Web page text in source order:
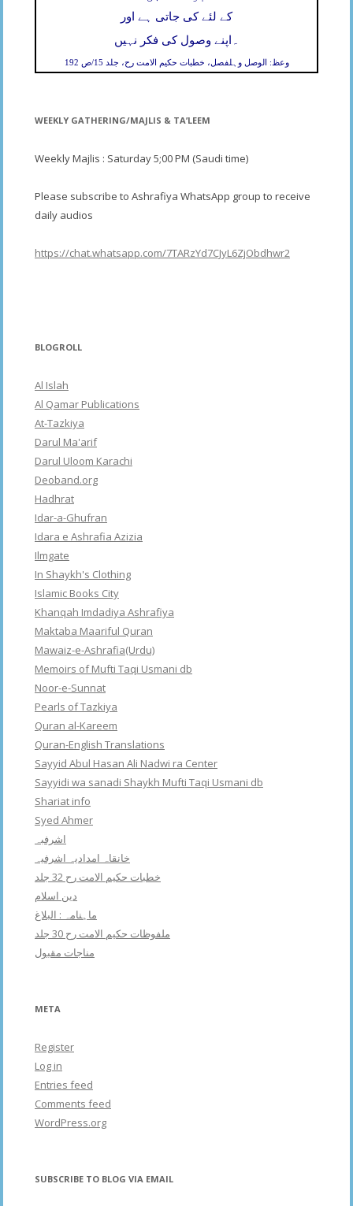
کے لئے کی جاتی ہے اور
اپنے وصول کی فکر نہیں ۔
وعظ: الوصل وہلفصل، خطبات حکیم الامت رح، جلد 15/ص 192
WEEKLY GATHERING/MAJLIS & TA’LEEM
Weekly Majlis : Saturday 5;00 PM (Saudi time)
Please subscribe to Ashrafiya WhatsApp group to receive
daily audios
https://chat.whatsapp.com/7TARzYd7CJyL6ZjObdhwr2
BLOGROLL
Al Islah
Al Qamar Publications
At-Tazkiya
Darul Ma'arif
Darul Uloom Karachi
Deoband.org
Hadhrat
Idar-a-Ghufran
Idara e Ashrafia Azizia
Ilmgate
In Shaykh's Clothing
Islamic Books City
Khanqah Imdadiya Ashrafiya
Maktaba Maariful Quran
Mawaiz-e-Ashrafia(Urdu)
Memoirs of Mufti Taqi Usmani db
Noor-e-Sunnat
Pearls of Tazkiya
Quran al-Kareem
Quran-English Translations
Sayyid Abul Hasan Ali Nadwi ra Center
Sayyidi wa sanadi Shaykh Mufti Taqi Usmani db
Shariat info
Syed Ahmer
اشرفبہ
خانقاہ امدادیہ اشرفیہ
خطبات حکیم الامت رح 32 جلد
دین اسلام
ماہنامہ : البلاغ
ملفوظات حکیم الامت رح 30 جلد
مناجات مقبول
META
Register
Log in
Entries feed
Comments feed
WordPress.org
SUBSCRIBE TO BLOG VIA EMAIL